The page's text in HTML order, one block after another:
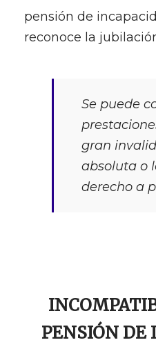
pensión de
reconoce la
Se puede
gran
absoluta o
derecho a
PENSIÓN DE